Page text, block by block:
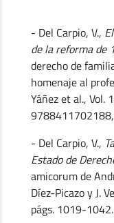
- Del Carpio, V.,
de la reforma de
derecho de
homenaje al
Yáñez et al., Vol.
- Del Carpio, V.,
Estado de
amicorum de
Díez-Picazo y J.
págs. 1019-1042.